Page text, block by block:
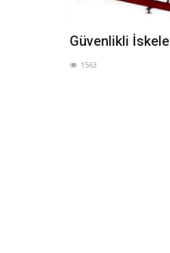
Güvenlikli İskele
1563